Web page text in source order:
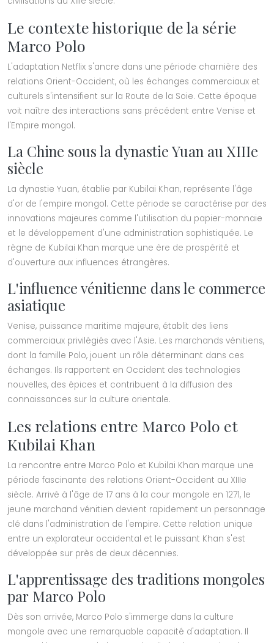
Le contexte historique de la série
Marco Polo
L'adaptation Netflix s'ancre dans une période charnière des
relations Orient-Occident, où les échanges commerciaux et
culturels s'intensifient sur la Route de la Soie. Cette époque
voit naître des interactions sans précédent entre Venise et
l'Empire mongol.
La Chine sous la dynastie Yuan au XIIIe
siècle
La dynastie Yuan, établie par Kubilai Khan, représente l'âge
d'or de l'empire mongol. Cette période se caractérise par des
innovations majeures comme l'utilisation du papier-monnaie
et le développement d'une administration sophistiquée. Le
règne de Kubilai Khan marque une ère de prospérité et
d'ouverture aux influences étrangères.
L'influence vénitienne dans le commerce
asiatique
Venise, puissance maritime majeure, établit des liens
commerciaux privilégiés avec l'Asie. Les marchands vénitiens,
dont la famille Polo, jouent un rôle déterminant dans ces
échanges. Ils rapportent en Occident des technologies
nouvelles, des épices et contribuent à la diffusion des
connaissances sur la culture orientale.
Les relations entre Marco Polo et
Kubilai Khan
La rencontre entre Marco Polo et Kubilai Khan marque une
période fascinante des relations Orient-Occident au XIIIe
siècle. Arrivé à l'âge de 17 ans à la cour mongole en 1271, le
jeune marchand vénitien devient rapidement un personnage
clé dans l'administration de l'empire. Cette relation unique
entre un explorateur occidental et le puissant Khan s'est
développée sur près de deux décennies.
L'apprentissage des traditions mongoles
par Marco Polo
Dès son arrivée, Marco Polo s'immerge dans la culture
mongole avec une remarquable capacité d'adaptation. Il